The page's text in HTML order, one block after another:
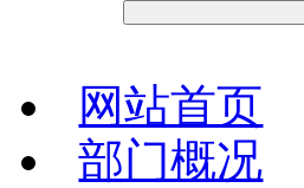
网站首页
部门概况